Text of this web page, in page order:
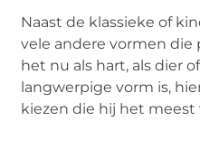
Naast de klassieke of
vele andere vormen die
het nu als hart, als dier
langwerpige vorm is,
kiezen die hij het meest